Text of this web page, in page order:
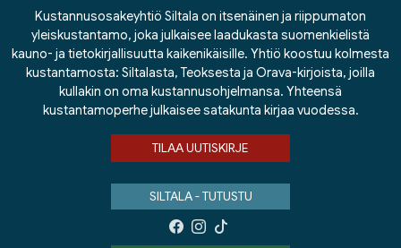
Kustannusosakeyhtiö Siltala on itsenäinen ja riippumaton
yleiskustantamo, joka julkaisee laadukasta suomenkielistä
kauno- ja tietokirjallisuutta kaikenikäisille. Yhtiö koostuu kolmesta
kustantamosta: Siltalasta, Teoksesta ja Orava-kirjoista, joilla
kullakin on oma kustannusohjelmansa. Yhteensä
kustantamoperhe julkaisee satakunta kirjaa vuodessa.
TILAA UUTISKIRJE
SILTALA - TUTUSTU